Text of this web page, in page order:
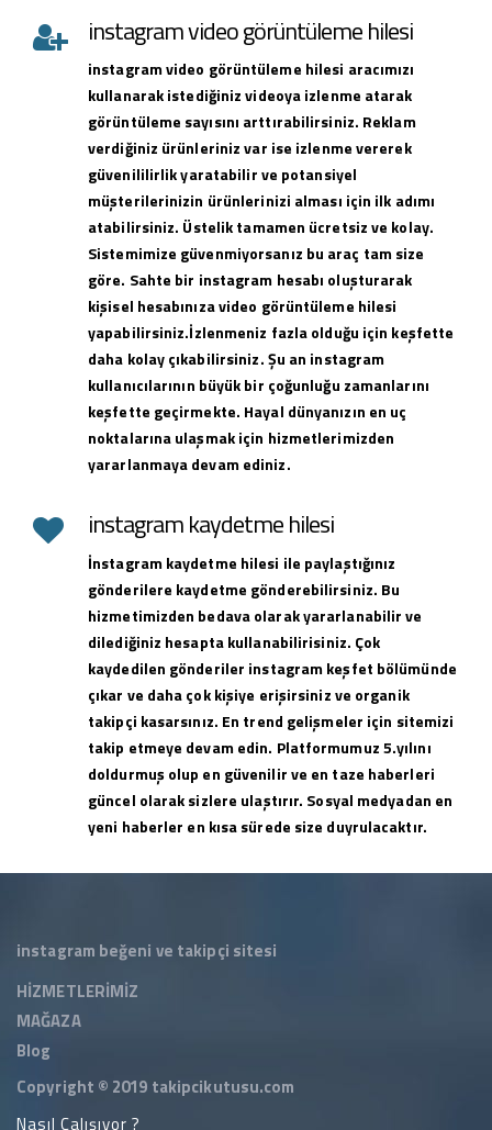
instagram video görüntüleme hilesi
instagramvideo görüntüleme hilesi aracımızı
kullanarak istediğiniz videoya izlenme atarak
görüntüleme sayısını arttırabilirsiniz. Reklam
verdiğiniz ürünleriniz var ise izlenme vererek
güvenililirlik yaratabilir ve potansiyel
müşterilerinizin ürünlerinizi alması için ilk adımı
atabilirsiniz. Üstelik tamamen ücretsiz ve kolay.
Sistemimize güvenmiyorsanız bu araç tam size
göre. Sahte bir instagram hesabı oluşturarak
kişisel hesabınıza video görüntüleme hilesi
yapabilirsiniz.İzlenmeniz fazla olduğu için keşfette
daha kolay çıkabilirsiniz. Şu an instagram
kullanıcılarının büyük bir çoğunluğu zamanlarını
keşfette geçirmekte. Hayal dünyanızın en uç
noktalarına ulaşmak için hizmetlerimizden
yararlanmaya devam ediniz.
instagram kaydetme hilesi
İnstagram kaydetme hilesi ile paylaştığınız
gönderilere kaydetme gönderebilirsiniz. Bu
hizmetimizden bedava olarak yararlanabilir ve
dilediğiniz hesapta kullanabilirisiniz. Çok
kaydedilen gönderiler instagram keşfet bölümünde
çıkar ve daha çok kişiye erişirsiniz ve organik
takipçi kasarsınız. En trend gelişmeler için sitemizi
takip etmeye devam edin. Platformumuz 5.yılını
doldurmuş olup en güvenilir ve en taze haberleri
güncel olarak sizlere ulaştırır. Sosyal medyadan en
yeni haberler en kısa sürede size duyrulacaktır.
instagram beğeni ve takipçi sitesi
HİZMETLERİMİZ
MAĞAZA
Blog
Copyright © 2019 takipcikutusu.com
Nasıl Çalışıyor ?